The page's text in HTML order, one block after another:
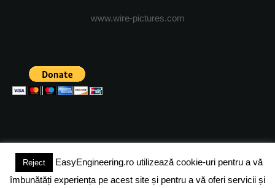
www.wire-pictures.com
(c) 2024 - FineEngineeringMagazine. All rights reserved.
Reject
EasyEngineering.ro utilizează cookie-uri pentru a vă
îmbunătăți experiența pe acest site și pentru a vă oferi servicii și